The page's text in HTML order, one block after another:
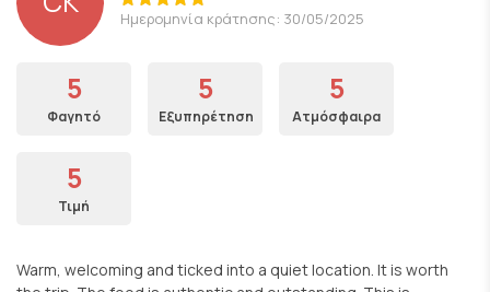
Ημερομηνία κράτησης: 30/05/2025
5
Φαγητό
5
Εξυπηρέτηση
5
Ατμόσφαιρα
5
Τιμή
Warm, welcoming and ticked into a quiet location. It is worth